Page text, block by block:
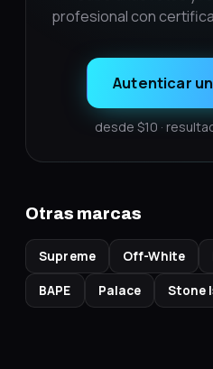
profesional con
Autenticar
desde $10 ·
Otras marcas
Supreme Off-White
BAPE Palace Stone